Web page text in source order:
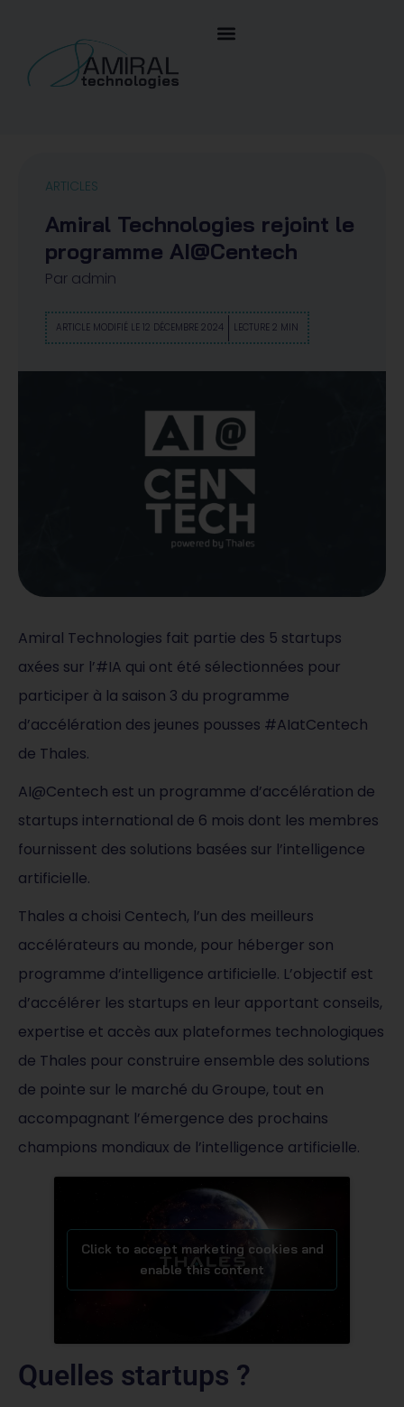
ARTICLES
Amiral Technologies rejoint le
programme AI@Centech
Par admin
ARTICLE MODIFIÉ LE 12 DÉCEMBRE 2024 LECTURE 2 MIN
Amiral Technologies fait partie des 5 startups
axées sur l’#IA qui ont été sélectionnées pour
participer à la saison 3 du programme
d’accélération des jeunes pousses #AIatCentech
de Thales.
AI@Centech est un programme d’accélération de
startups international de 6 mois dont les membres
fournissent des solutions basées sur l’intelligence
artificielle.
Thales a choisi Centech, l’un des meilleurs
accélérateurs au monde, pour héberger son
programme d’intelligence artificielle. L’objectif est
d’accélérer les startups en leur apportant conseils,
expertise et accès aux plateformes technologiques
de Thales pour construire ensemble des solutions
de pointe sur le marché du Groupe, tout en
accompagnant l’émergence des prochains
champions mondiaux de l’intelligence artificielle.
Click to accept marketing cookies and
enable this content
Quelles startups ?